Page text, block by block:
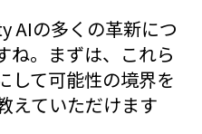
AIの多くの革新につ
ね。まずは、これら
して可能性の境界を
えていただけます